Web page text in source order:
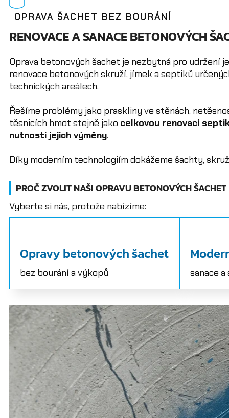
OPRAVA ŠACHET BEZ BOURÁNÍ
RENOVACE A SANACE BETONOVÝCH
Oprava betonových šachet je nezbytná pro
renovace betonových skruží, jímek a septiků
technických areálech.
Řešíme problémy jako praskliny ve stěnách,
těsnicích hmot stejně jako celkovou renovaci
nutnosti jejich výměny.
Díky moderním technologiím dokážeme šachty,
PROČ ZVOLIT NAŠI OPRAVU BETONOVÝCH ŠACHET
Vyberte si nás, protože nabízíme:
Opravy betonových šachet
bez bourání a výkopů sanace